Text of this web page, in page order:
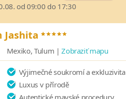
od 09:00 do 17:30
Jashita*****
Mexiko, Tulum |Zobraziť mapu
Výjimečné soukromí a exkluzivita
Luxus v přírodě